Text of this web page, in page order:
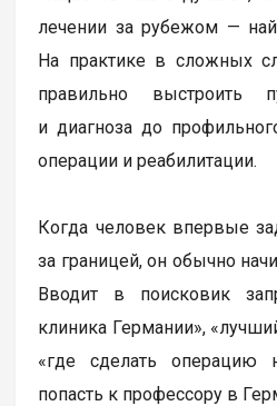
лечении за рубежом —
На практике в сложных
правильно выстроить
и диагноза до
операции и реабилитации.
Когда человек впервые
за границей, он обычно
Вводит в поисковик
клиника Германии»,
«где сделать операцию
попасть к профессору в